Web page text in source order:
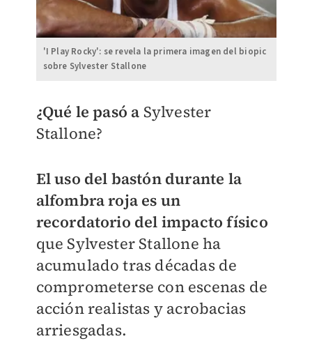
'I Play Rocky': se revela la primera imagen del biopic
sobre Sylvester Stallone
¿Qué le pasó a Sylvester
Stallone?
El uso del bastón durante la
alfombra roja es un
recordatorio del impacto físico
que Sylvester Stallone ha
acumulado tras décadas de
comprometerse con escenas de
acción realistas y acrobacias
arriesgadas.